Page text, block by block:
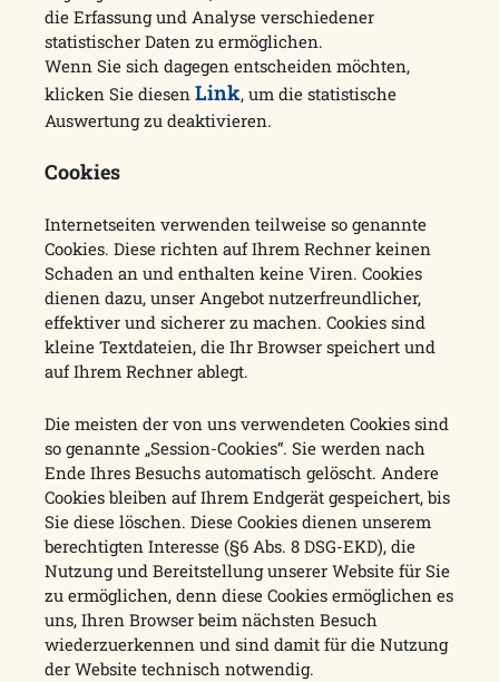
die Erfassung und Analyse verschiedener
statistischer Daten zu ermöglichen.
Wenn Sie sich dagegen entscheiden möchten,
klicken Sie diesen Link, um die statistische
Auswertung zu deaktivieren.
Cookies
Internetseiten verwenden teilweise so genannte
Cookies. Diese richten auf Ihrem Rechner keinen
Schaden an und enthalten keine Viren. Cookies
dienen dazu, unser Angebot nutzerfreundlicher,
effektiver und sicherer zu machen. Cookies sind
kleine Textdateien, die Ihr Browser speichert und
auf Ihrem Rechner ablegt.
Die meisten der von uns verwendeten Cookies sind
so genannte „Session-Cookies“. Sie werden nach
Ende Ihres Besuchs automatisch gelöscht. Andere
Cookies bleiben auf Ihrem Endgerät gespeichert, bis
Sie diese löschen. Diese Cookies dienen unserem
berechtigten Interesse (§6 Abs. 8 DSG-EKD), die
Nutzung und Bereitstellung unserer Website für Sie
zu ermöglichen, denn diese Cookies ermöglichen es
uns, Ihren Browser beim nächsten Besuch
wiederzuerkennen und sind damit für die Nutzung
der Website technisch notwendig.